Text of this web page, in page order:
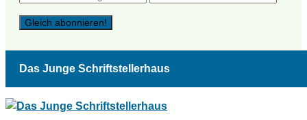
Das Junge Schriftstellerhaus